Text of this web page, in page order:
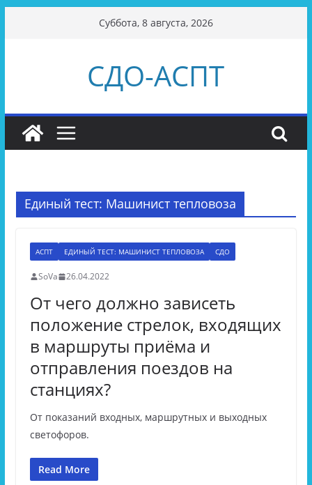
Суббота, 8 августа, 2026
СДО-АСПТ
Единый тест: Машинист тепловоза
АСПТ ЕДИНЫЙ ТЕСТ: МАШИНИСТ ТЕПЛОВОЗА СДО
SoVa 26.04.2022
От чего должно зависеть
положение стрелок, входящих
в маршруты приёма и
отправления поездов на
станциях?
От показаний входных, маршрутных и выходных
светофоров.
Read More